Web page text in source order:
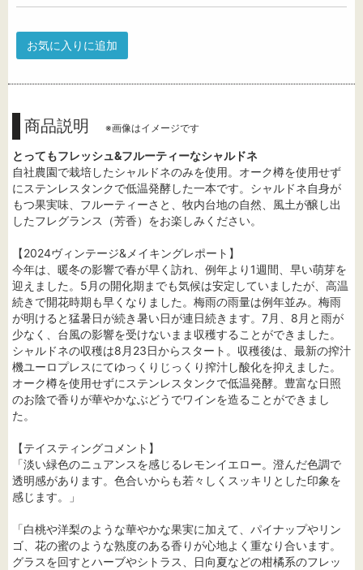
お気に入りに追加
商品説明 ※画像はイメージです
とってもフレッシュ&フルーティーなシャルドネ
自社農園で栽培したシャルドネのみを使用。オーク樽を使用せず
にステンレスタンクで低温発酵した一本です。シャルドネ自身が
もつ果実味、フルーティーさと、牧内台地の自然、風土が醸し出
したフレグランス（芳香）をお楽しみください。
【2024ヴィンテージ&メイキングレポート】
今年は、暖冬の影響で春が早く訪れ、例年より1週間、早い萌芽を
迎えました。5月の開化期までも気候は安定していましたが、高温
続きで開花時期も早くなりました。梅雨の雨量は例年並み。梅雨
が明けると猛暑日が続き暑い日が連日続きます。7月、8月と雨が
少なく、台風の影響を受けないまま収穫することができました。
シャルドネの収穫は8月23日からスタート。収穫後は、最新の搾汁
機ユーロプレスにてゆっくりじっくり搾汁し酸化を抑えました。
オーク樽を使用せずにステンレスタンクで低温発酵。豊富な日照
のお陰で香りが華やかなぶどうでワインを造ることができまし
た。
【テイスティングコメント】
「淡い緑色のニュアンスを感じるレモンイエロー。澄んだ色調で
透明感があります。色合いからも若々しくスッキリとした印象を
感じます。」
「白桃や洋梨のような華やかな果実に加えて、パイナップやリン
ゴ、花の蜜のような熟度のある香りが心地よく重なり合います。
グラスを回すとハーブやシトラス、日向夏などの柑橘系のフレッ